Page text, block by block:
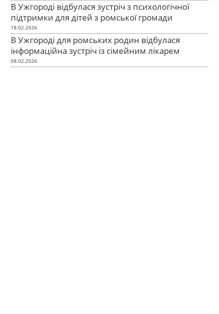
В Ужгороді відбулася зустріч з психологічної
підтримки для дітей з ромської громади
18.02.2026
В Ужгороді для ромських родин відбулася
інформаційна зустріч із сімейним лікарем
08.02.2026